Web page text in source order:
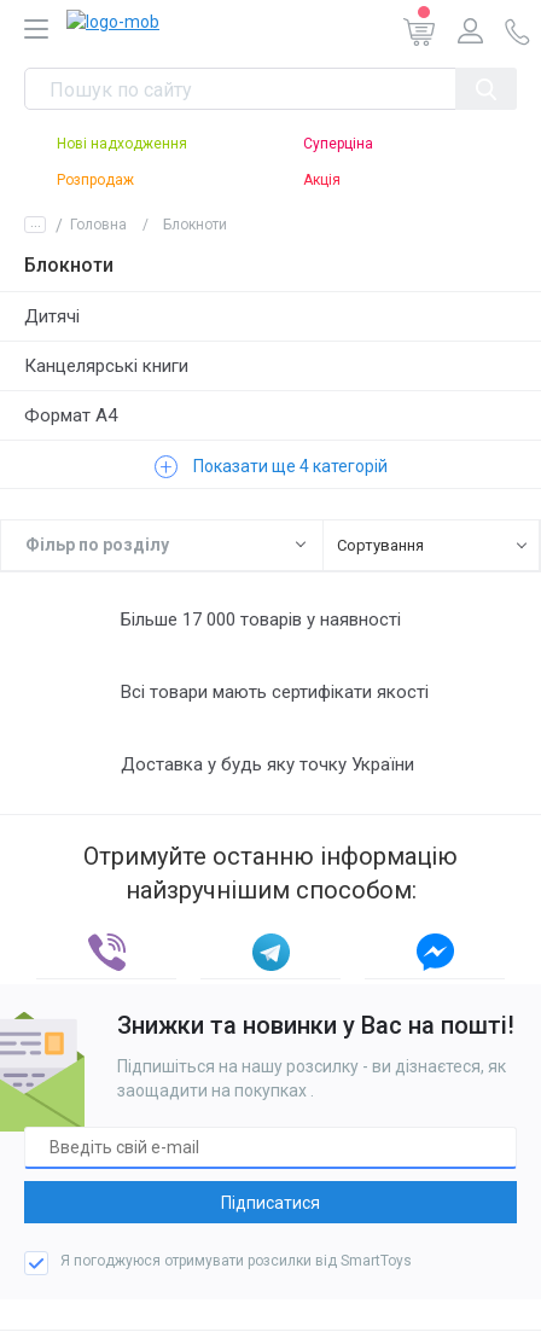
Нові надходження Суперціна
Розпродаж Акція
Головна
... Блокноти
Блокноти
Дитячі
Канцелярські книги
Формат А4
+ Показати ще 4 категорій
Фiльр по роздiлу Сортування
Більше 17 000 товарів у наявності
Всі товари мають сертифікати якості
Доставка у будь яку точку України
Отримуйте останню інформацію
найзручнішим способом:
Знижки та новинки у Вас на пошті!
Підпишіться на нашу розсилку - ви дізнаєтеся, як
заощадити на покупках
Підписатися
Я погоджуюся отримувати розсилки від SmartToys